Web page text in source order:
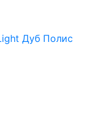
Дуб Полис